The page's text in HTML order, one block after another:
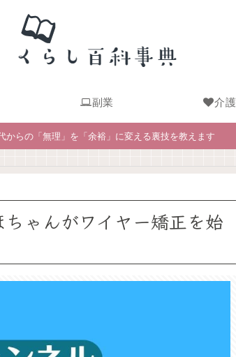
副業 介護
からの「無理」を「余裕」に変える裏技を教えます
ちゃんがワイヤー矯正を始